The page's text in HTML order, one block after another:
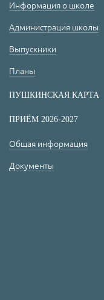
Информация о школе
Администрация школы
Выпускники
Планы
ПУШКИНСКАЯ КАРТА
ПРИЁМ 2026-2027
Общая информация
Документы